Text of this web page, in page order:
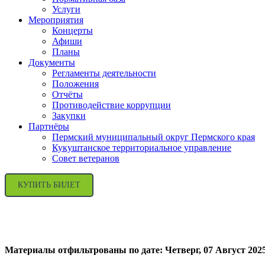
Услуги
Мероприятия
Концерты
Афиши
Планы
Документы
Регламенты деятельности
Положения
Отчёты
Противодействие коррупции
Закупки
Партнёры
Пермский муниципальный округ Пермского края
Кукуштанское территориальное управление
Совет ветеранов
КУПИТЬ БИЛЕТ
Материалы отфильтрованы по дате: Четверг, 07 Август